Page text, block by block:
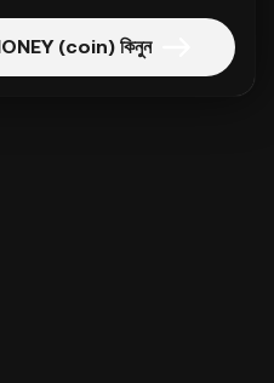
(coin) কিনুন